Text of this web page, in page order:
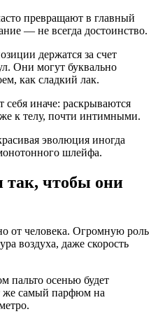
превращают в главный
— не всегда достоинство.
держатся за счет
Они могут буквально
как сладкий лак.
себя иначе: раскрываются
к телу, почти интимными.
эволюция иногда
шлейфа.
так, чтобы они
от человека. Огромную роль
воздуха, даже скорость
пальто осенью будет
же самый парфюм на